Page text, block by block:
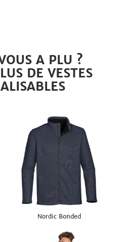
A PLU ?
DE VESTES
Nordic Bonded